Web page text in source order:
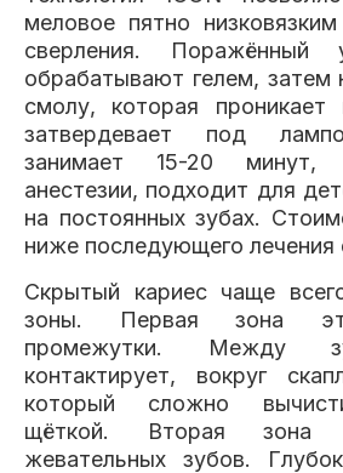
меловое пятно
сверления. Поражённый
обрабатывают гелем, затем
смолу, которая
затвердевает под
занимает 15-20 минут,
анестезии, подходит для
на постоянных зубах.
ниже последующего лечения
Скрытый кариес чаще
зоны. Первая зона
промежутки. Между
контактирует, вокруг
который сложно
щёткой. Вторая зона
жевательных зубов.